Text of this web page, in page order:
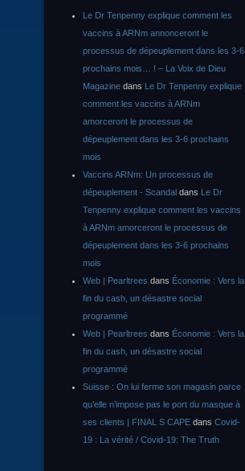
Le Dr Tenpenny explique comment les
vaccins à ARNm annonceront le
processus de dépeuplement dans les 3-6
prochains mois… ! – La Voix de Dieu
Magazine dans Le Dr Tenpenny explique
comment les vaccins à ARNm
amorceront le processus de
dépeuplement dans les 3-6 prochains
mois
Vaccins ARNm: Un processus de
dépeuplement - Scandal dans Le Dr
Tenpenny explique comment les vaccins
à ARNm amorceront le processus de
dépeuplement dans les 3-6 prochains
mois
Web | Pearltrees dans Économie : Vers la
fin du cash, un désastre social
programmé
Web | Pearltrees dans Économie : Vers la
fin du cash, un désastre social
programmé
Suisse : On lui ferme son magasin parce
qu’elle n’impose pas le port du masque à
ses clients | FINAL S CAPE dans Covid-
19 : La vérité / Covid-19: The Truth